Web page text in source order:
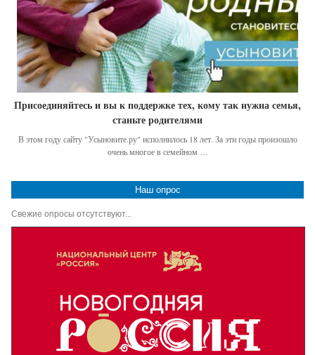
Присоединяйтесь и вы к поддержке тех, кому так нужна семья,
станьте родителями
В этом году сайту "Усыновите.ру" исполнилось 18 лет. За эти годы произошло
очень многое в семейном …
Наш опрос
Свежие опросы отсутствуют...